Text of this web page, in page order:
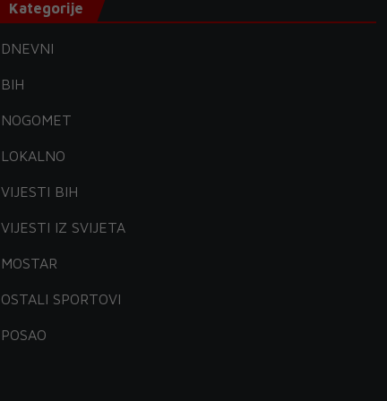
Kategorije
DNEVNI
BIH
NOGOMET
LOKALNO
VIJESTI BIH
VIJESTI IZ SVIJETA
MOSTAR
OSTALI SPORTOVI
POSAO